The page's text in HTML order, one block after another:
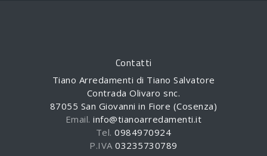
Contatti
Tiano Arredamenti di Tiano Salvatore
Contrada Olivaro snc.
87055 San Giovanni in Fiore (Cosenza)
Email.info@tianoarredamenti.it
Tel.0984970924
P.IVA03235730789